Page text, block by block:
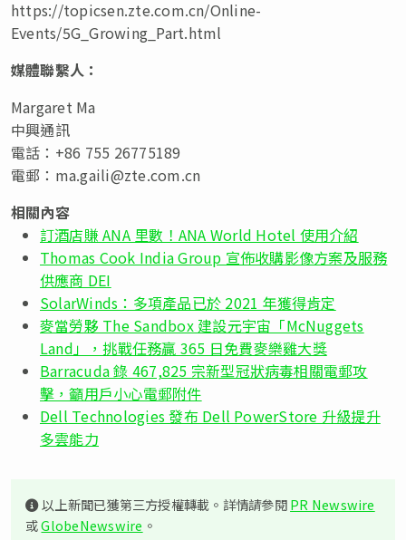
https://topicsen.zte.com.cn/Online-
Events/5G_Growing_Part.html
媒體聯繫人：
Margaret Ma
中興通訊
電話：+86 755 26775189
電郵： ma.gaili@zte.com.cn
相關內容
訂酒店賺 ANA 里數！ANA World Hotel 使用介紹
Thomas Cook India Group 宣佈收購影像方案及服務
供應商 DEI
SolarWinds：多項產品已於 2021 年獲得肯定
麥當勞夥 The Sandbox 建設元宇宙「McNuggets
Land」，挑戰任務贏 365 日免費麥樂雞大獎
Barracuda 錄 467,825 宗新型冠狀病毒相關電郵攻
擊，籲用戶小心電郵附件
Dell Technologies 發布 Dell PowerStore 升級提升
多雲能力
以上新聞已獲第三方授權轉載。詳情請參閱PR Newswire
或GlobeNewswire 。